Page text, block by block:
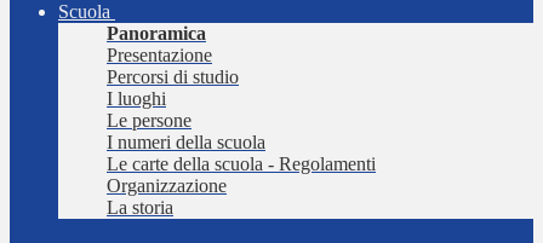
Scuola
Panoramica
Presentazione
Percorsi di studio
I luoghi
Le persone
I numeri della scuola
Le carte della scuola - Regolamenti
Organizzazione
La storia